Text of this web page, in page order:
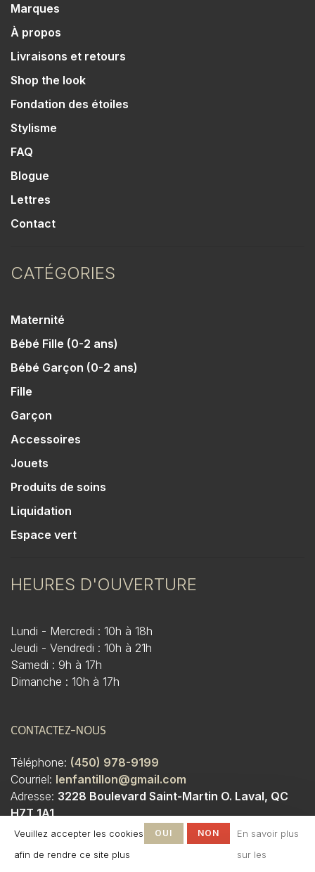
Marques
À propos
Livraisons et retours
Shop the look
Fondation des étoiles
Stylisme
FAQ
Blogue
Lettres
Contact
CATÉGORIES
Maternité
Bébé Fille (0-2 ans)
Bébé Garçon (0-2 ans)
Fille
Garçon
Accessoires
Jouets
Produits de soins
Liquidation
Espace vert
HEURES D'OUVERTURE
Lundi - Mercredi : 10h à 18h
Jeudi - Vendredi : 10h à 21h
Samedi : 9h à 17h
Dimanche : 10h à 17h
CONTACTEZ-NOUS
Téléphone: (450) 978-9199
Courriel: lenfantillon@gmail.com
Adresse: 3228 Boulevard Saint-Martin O. Laval, QC
H7T 1A1
Veuillez accepter les cookies
afin de rendre ce site plus
OUI NON
En savoir plus
sur les